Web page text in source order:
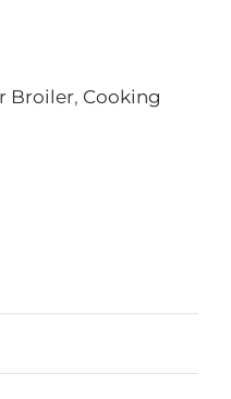
Broiler, Cooking